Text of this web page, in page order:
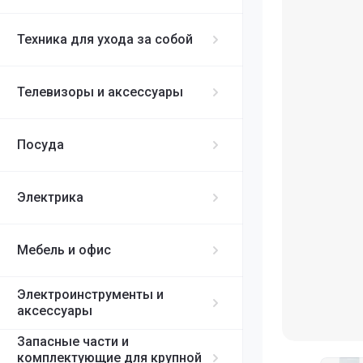
Стиральные
Фронтальная
Вертикальная
Аксессуары для
Минипечи-
Техника для ухода за собой
Телевизоры и аксессуары
Посуда
Электрика
Мебель и офис
Электроинструменты и
аксессуары
Запасные части и
комплектующие для крупной